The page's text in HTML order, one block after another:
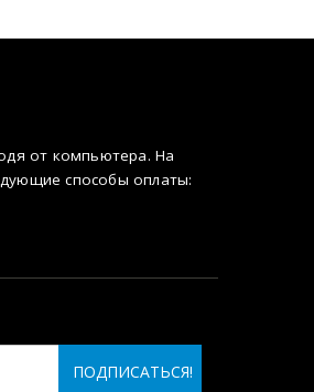
от компьютера. На
способы оплаты: